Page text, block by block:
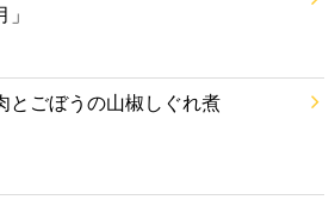
とごぼうの山椒しぐれ煮